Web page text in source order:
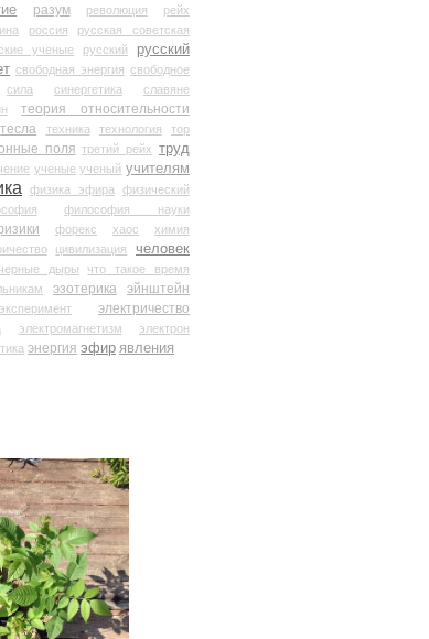
разум революция
рейх
россия
русская советская
ученые русский
русский
свободная энергия свободное
сила синергетика
славяне
теория относительности
тесла техника технология тор
поля третий рейх труд
ученые ученый учителям
физика эфира
физический
философия науки
форекс хаос
химия
цивилизация человек
черные дыры
что такое время
эзотерика
эйнштейн
эксперимент электричество
электромагнетизм
электрон
энергия эфир явления